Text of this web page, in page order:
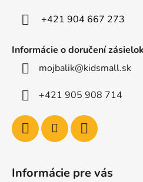
+421 904 667 273
Informácie o doručení zásielok
mojbalik@kidsmall.sk
+421 905 908 714
Informácie pre vás